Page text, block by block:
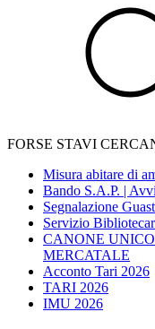
FORSE STAVI
Misura abitare di
Bando S.A.P. |
Segnalazione
Servizio
CANONE
MERCATALE
Acconto Tari 2026
TARI 2026
IMU 2026